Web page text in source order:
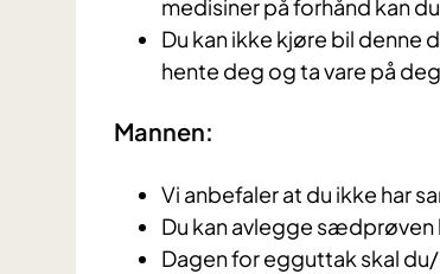
medisiner på forhånd kan
Du kan ikke kjøre bil denne
hente deg og ta vare på
Mannen:
Vi anbefaler at du ikke har
Du kan avlegge sædprøven
Dagen for egguttak skal